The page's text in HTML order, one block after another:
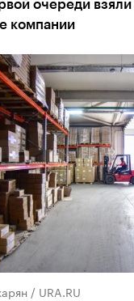
очереди взяли
компании
/ URA.RU